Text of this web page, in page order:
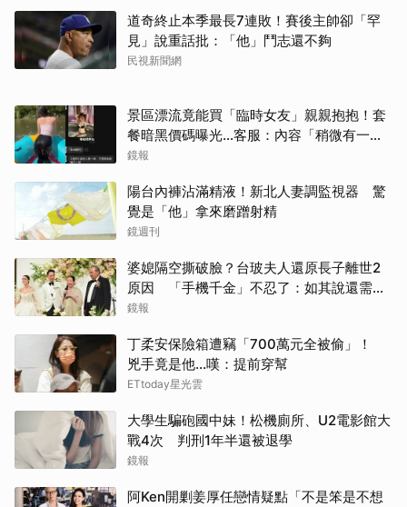
道奇終止本季最長7連敗！賽後主帥卻「罕
見」說重話批：「他」鬥志還不夠
民視新聞網
景區漂流竟能買「臨時女友」親親抱抱！套
餐暗黑價碼曝光…客服：內容「稍微有一點
尺度」
鏡報
陽台內褲沾滿精液！新北人妻調監視器 驚
覺是「他」拿來磨蹭射精
鏡週刊
婆媳隔空撕破臉？台玻夫人還原長子離世2
原因 「手機千金」不忍了：如其說還需要
離開嗎？
鏡報
丁柔安保險箱遭竊「700萬元全被偷」！
兇手竟是他...嘆：提前穿幫
ETtoday星光雲
大學生騙砲國中妹！松機廁所、U2電影館大
戰4次 判刑1年半還被退學
鏡報
阿Ken開剿姜厚任戀情疑點「不是笨是不想